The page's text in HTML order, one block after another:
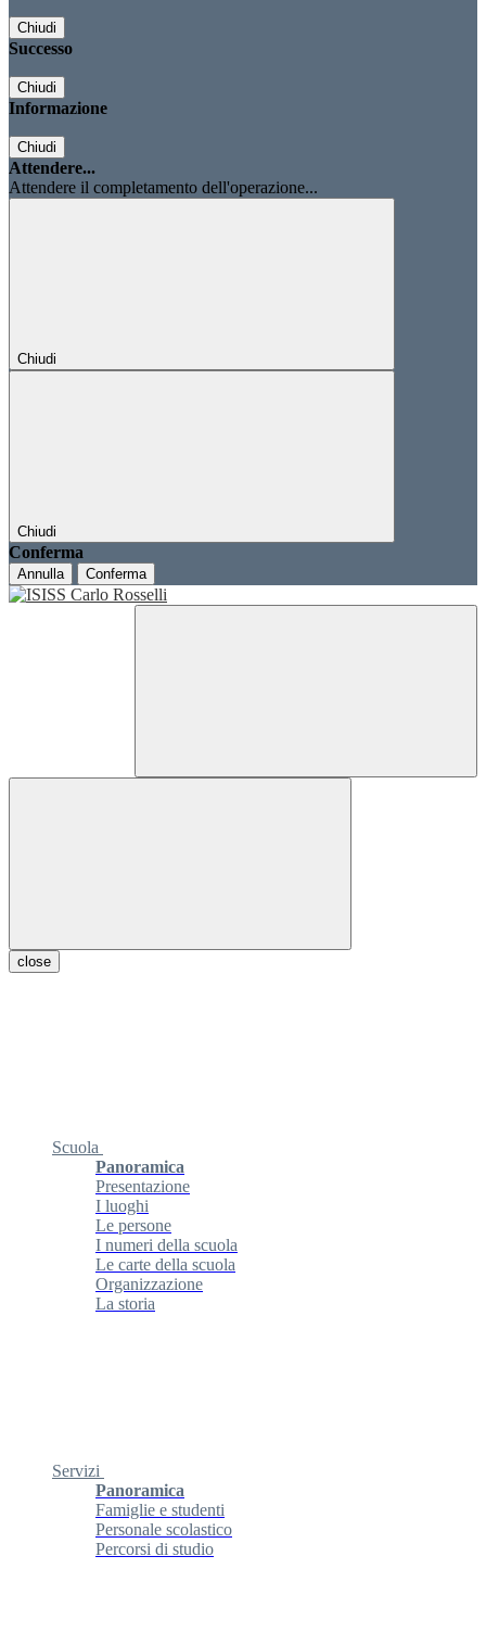
Chiudi
Successo
Chiudi
Informazione
Chiudi
Attendere...
Attendere il completamento dell'operazione...
Chiudi
Chiudi
Conferma
Annulla Conferma
close
Scuola
Panoramica
Presentazione
I luoghi
Le persone
I numeri della scuola
Le carte della scuola
Organizzazione
La storia
Servizi
Panoramica
Famiglie e studenti
Personale scolastico
Percorsi di studio